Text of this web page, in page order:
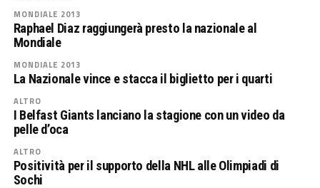
MONDIALE 2013
Raphael Diaz raggiungerà presto la nazionale al
Mondiale
MONDIALE 2013
La Nazionale vince e stacca il biglietto per i quarti
ALTRO
I Belfast Giants lanciano la stagione con un video da
pelle d’oca
ALTRO
Positività per il supporto della NHL alle Olimpiadi di
Sochi